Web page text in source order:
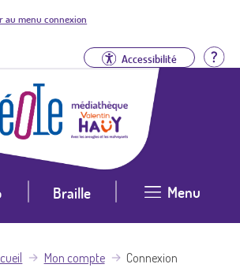
au menu connexion
Accessibilité
Braille Menu
Mon compte Connexion